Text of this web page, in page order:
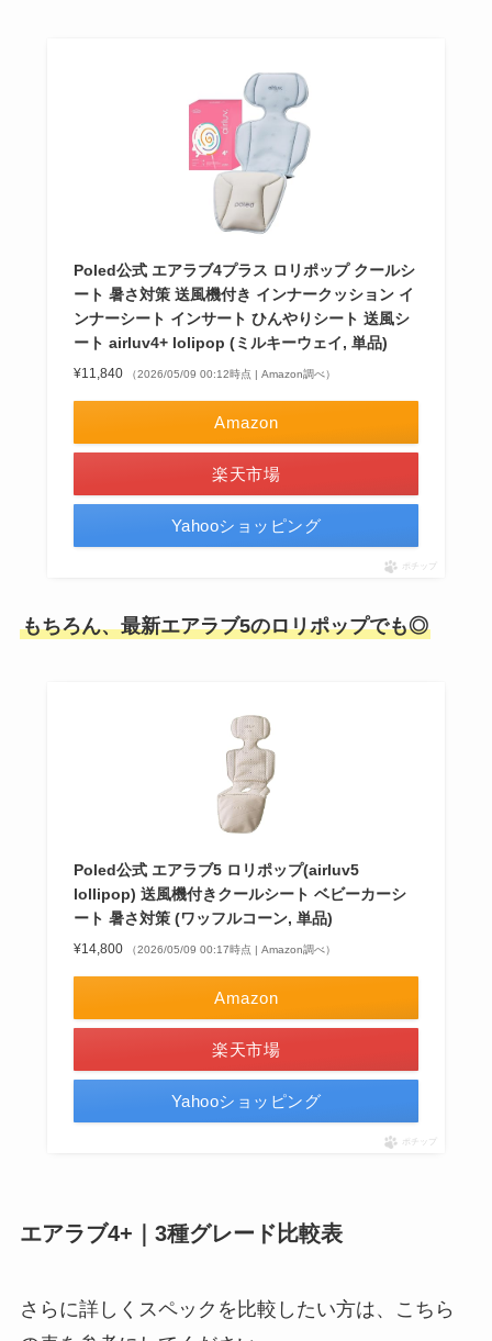
Poled公式 エアラブ4プラス ロリポップ クールシ
ート 暑さ対策 送風機付き インナークッション イ
ンナーシート インサート ひんやりシート 送風シ
ート airluv4+ lolipop (ミルキーウェイ, 単品)
¥11,840 （2026/05/09 00:12時点 | Amazon調べ）
Amazon
楽天市場
Yahooショッピング
ポチップ
もちろん、最新エアラブ5のロリポップでも◎
Poled公式 エアラブ5 ロリポップ(airluv5
lollipop) 送風機付きクールシート ベビーカーシ
ート 暑さ対策 (ワッフルコーン, 単品)
¥14,800 （2026/05/09 00:17時点 | Amazon調べ）
Amazon
楽天市場
Yahooショッピング
ポチップ
エアラブ4+｜3種グレード比較表
さらに詳しくスペックを比較したい方は、こちら